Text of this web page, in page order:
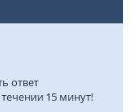
ответ
15 минут!